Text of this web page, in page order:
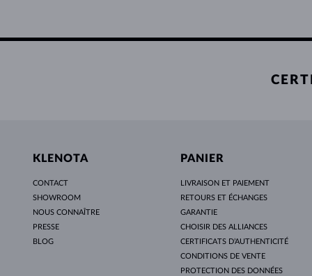
KLENOTA
CONTACT
SHOWROOM
NOUS CONNAÎTRE
PRESSE
BLOG
PANIER
LIVRAISON ET PAIEMENT
RETOURS ET ÉCHANGES
GARANTIE
CHOISIR DES ALLIANCES
CERTIFICATS D’AUTHENTICITÉ
CONDITIONS DE VENTE
PROTECTION DES DONNÉES